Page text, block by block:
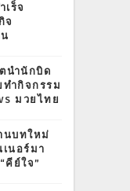
ร็จ
จ
นำนักบิด
ำกิจกรรม
มวยไทย
นบทใหม่
นอร์มา
คีย์ใจ”